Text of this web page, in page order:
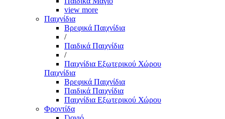
view more
Παιχνίδια
Βρεφικά Παιχνίδια
/
Παιδικά Παιχνίδια
/
Παιχνίδια Εξωτερικού Χώρου
Παιχνίδια
Βρεφικά Παιχνίδια
Παιδικά Παιχνίδια
Παιχνίδια Εξωτερικού Χώρου
Φροντίδα